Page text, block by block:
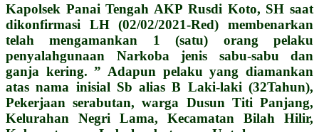
Kapolsek Panai Tengah AKP Rusdi Koto, SH saat
dikonfirmasi LH (02/02/2021-Red) membenarkan
telah mengamankan 1 (satu) orang pelaku
penyalahgunaan Narkoba jenis sabu-sabu dan
ganja kering. ” Adapun pelaku yang diamankan
atas nama inisial Sb alias B Laki-laki (32Tahun),
Pekerjaan serabutan, warga Dusun Titi Panjang,
Kelurahan Negri Lama, Kecamatan Bilah Hilir,